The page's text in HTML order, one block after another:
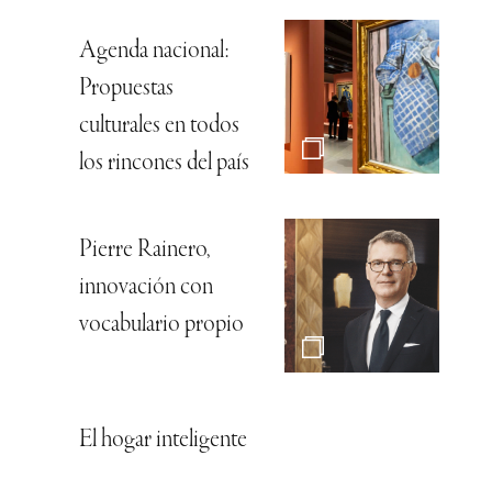
Agenda nacional:
Propuestas
culturales en todos
los rincones del país
Pierre Rainero,
innovación con
vocabulario propio
El hogar inteligente